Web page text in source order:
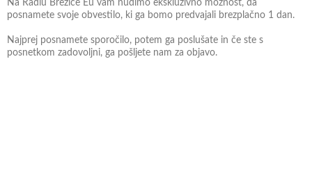
Na Radiu Brežice Eu vam nudimo ekskluzivno možnost, da
posnamete svoje obvestilo, ki ga bomo predvajali brezplačno 1 dan.
Najprej posnamete sporočilo, potem ga poslušate in če ste s
posnetkom zadovoljni, ga pošljete nam za objavo.